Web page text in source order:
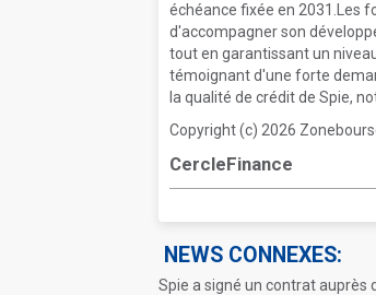
échéance fixée en 2031.Les
d'accompagner son
tout en garantissant un
témoignant d'une forte
la qualité de crédit de Spie,
Copyright (c) 2026
CercleFinance
NEWS CONNEXES:
Spie a signé un contrat auprès